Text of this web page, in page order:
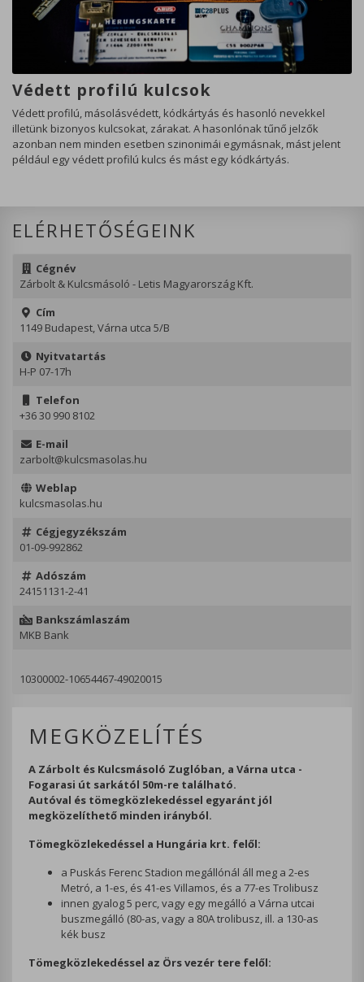
Védett profilú kulcsok
Védett profilú, másolásvédett, kódkártyás és hasonló nevekkel
illetünk bizonyos kulcsokat, zárakat. A hasonlónak tűnő jelzők
azonban nem minden esetben szinonimái egymásnak, mást jelent
például egy védett profilú kulcs és mást egy kódkártyás.
ELÉRHETŐSÉGEINK
Cégnév
Zárbolt & Kulcsmásoló - Letis Magyarország Kft.
Cím
1149 Budapest, Várna utca 5/B
Nyitvatartás
H-P 07-17h
Telefon
+36 30 990 8102
E-mail
zarbolt@kulcsmasolas.hu
Weblap
kulcsmasolas.hu
Cégjegyzékszám
01-09-992862
Adószám
24151131-2-41
Bankszámlaszám
MKB Bank
10300002-10654467-49020015
MEGKÖZELÍTÉS
A Zárbolt és Kulcsmásoló Zuglóban, a Várna utca -
Fogarasi út sarkától 50m-re található.
Autóval és tömegközlekedéssel egyaránt jól
megközelíthető minden irányból.
Tömegközlekedéssel a Hungária krt. felől:
a Puskás Ferenc Stadion megállónál áll meg a 2-es
Metró, a 1-es, és 41-es Villamos, és a 77-es Trolibusz
innen gyalog 5 perc, vagy egy megálló a Várna utcai
buszmegálló (80-as, vagy a 80A trolibusz, ill. a 130-as
kék busz
Tömegközlekedéssel az Örs vezér tere felől:
oldal megfelelő működéséhez, mint a
munkamenet (session) süti.
Mérési sütik
Olyan sütik, amelyek segítenek
megismerni számunkra a weboldal
látogatottságát, használati szokásait.